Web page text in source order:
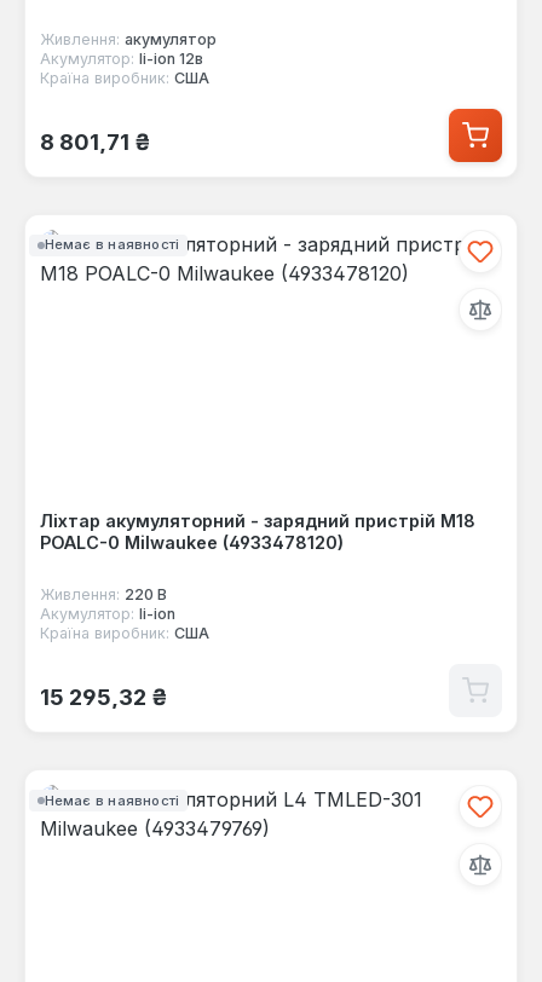
Живлення: акумулятор
Акумулятор: li-ion 12в
Країна виробник: США
Звичайна ціна:
8 801,71 ₴
Немає в наявності
Ліхтар акумуляторний - зарядний пристрій M18
POALC-0 Milwaukee (4933478120)
Живлення: 220 В
Акумулятор: li-ion
Країна виробник: США
Звичайна ціна:
15 295,32 ₴
Немає в наявності